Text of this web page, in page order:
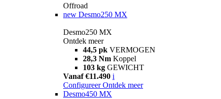
Offroad
new Desmo250 MX
Desmo250 MX
Ontdek meer
44,5 pk VERMOGEN
28,3 Nm Koppel
103 kg GEWICHT
Vanaf €11.490 i
Configureer Ontdek meer
Desmo450 MX